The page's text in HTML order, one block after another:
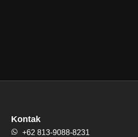
Kontak
+62 813-9088-8231